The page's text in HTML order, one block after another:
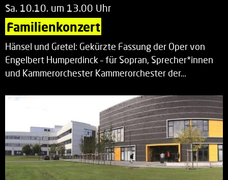
Sa. 10.10. um 13.00 Uhr
Familienkonzert
Hänsel und Gretel: Gekürzte Fassung der Oper von
Engelbert Humperdinck – für Sopran, Sprecher*innen
und Kammerorchester Kammerorchester der…